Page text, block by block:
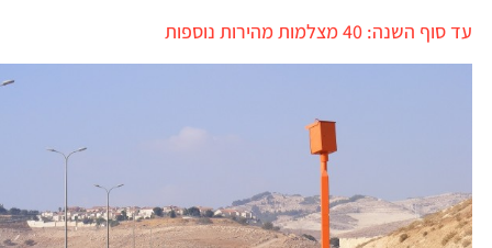
עד סוף השנה: 40 מצלמות מהירות נוספות